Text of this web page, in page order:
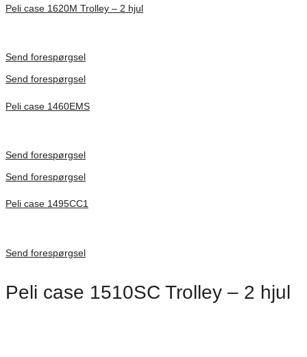
Peli case 1620M Trolley – 2 hjul
Send forespørgsel
Send forespørgsel
Peli case 1460EMS
Send forespørgsel
Send forespørgsel
Peli case 1495CC1
Send forespørgsel
Peli case 1510SC Trolley – 2 hjul